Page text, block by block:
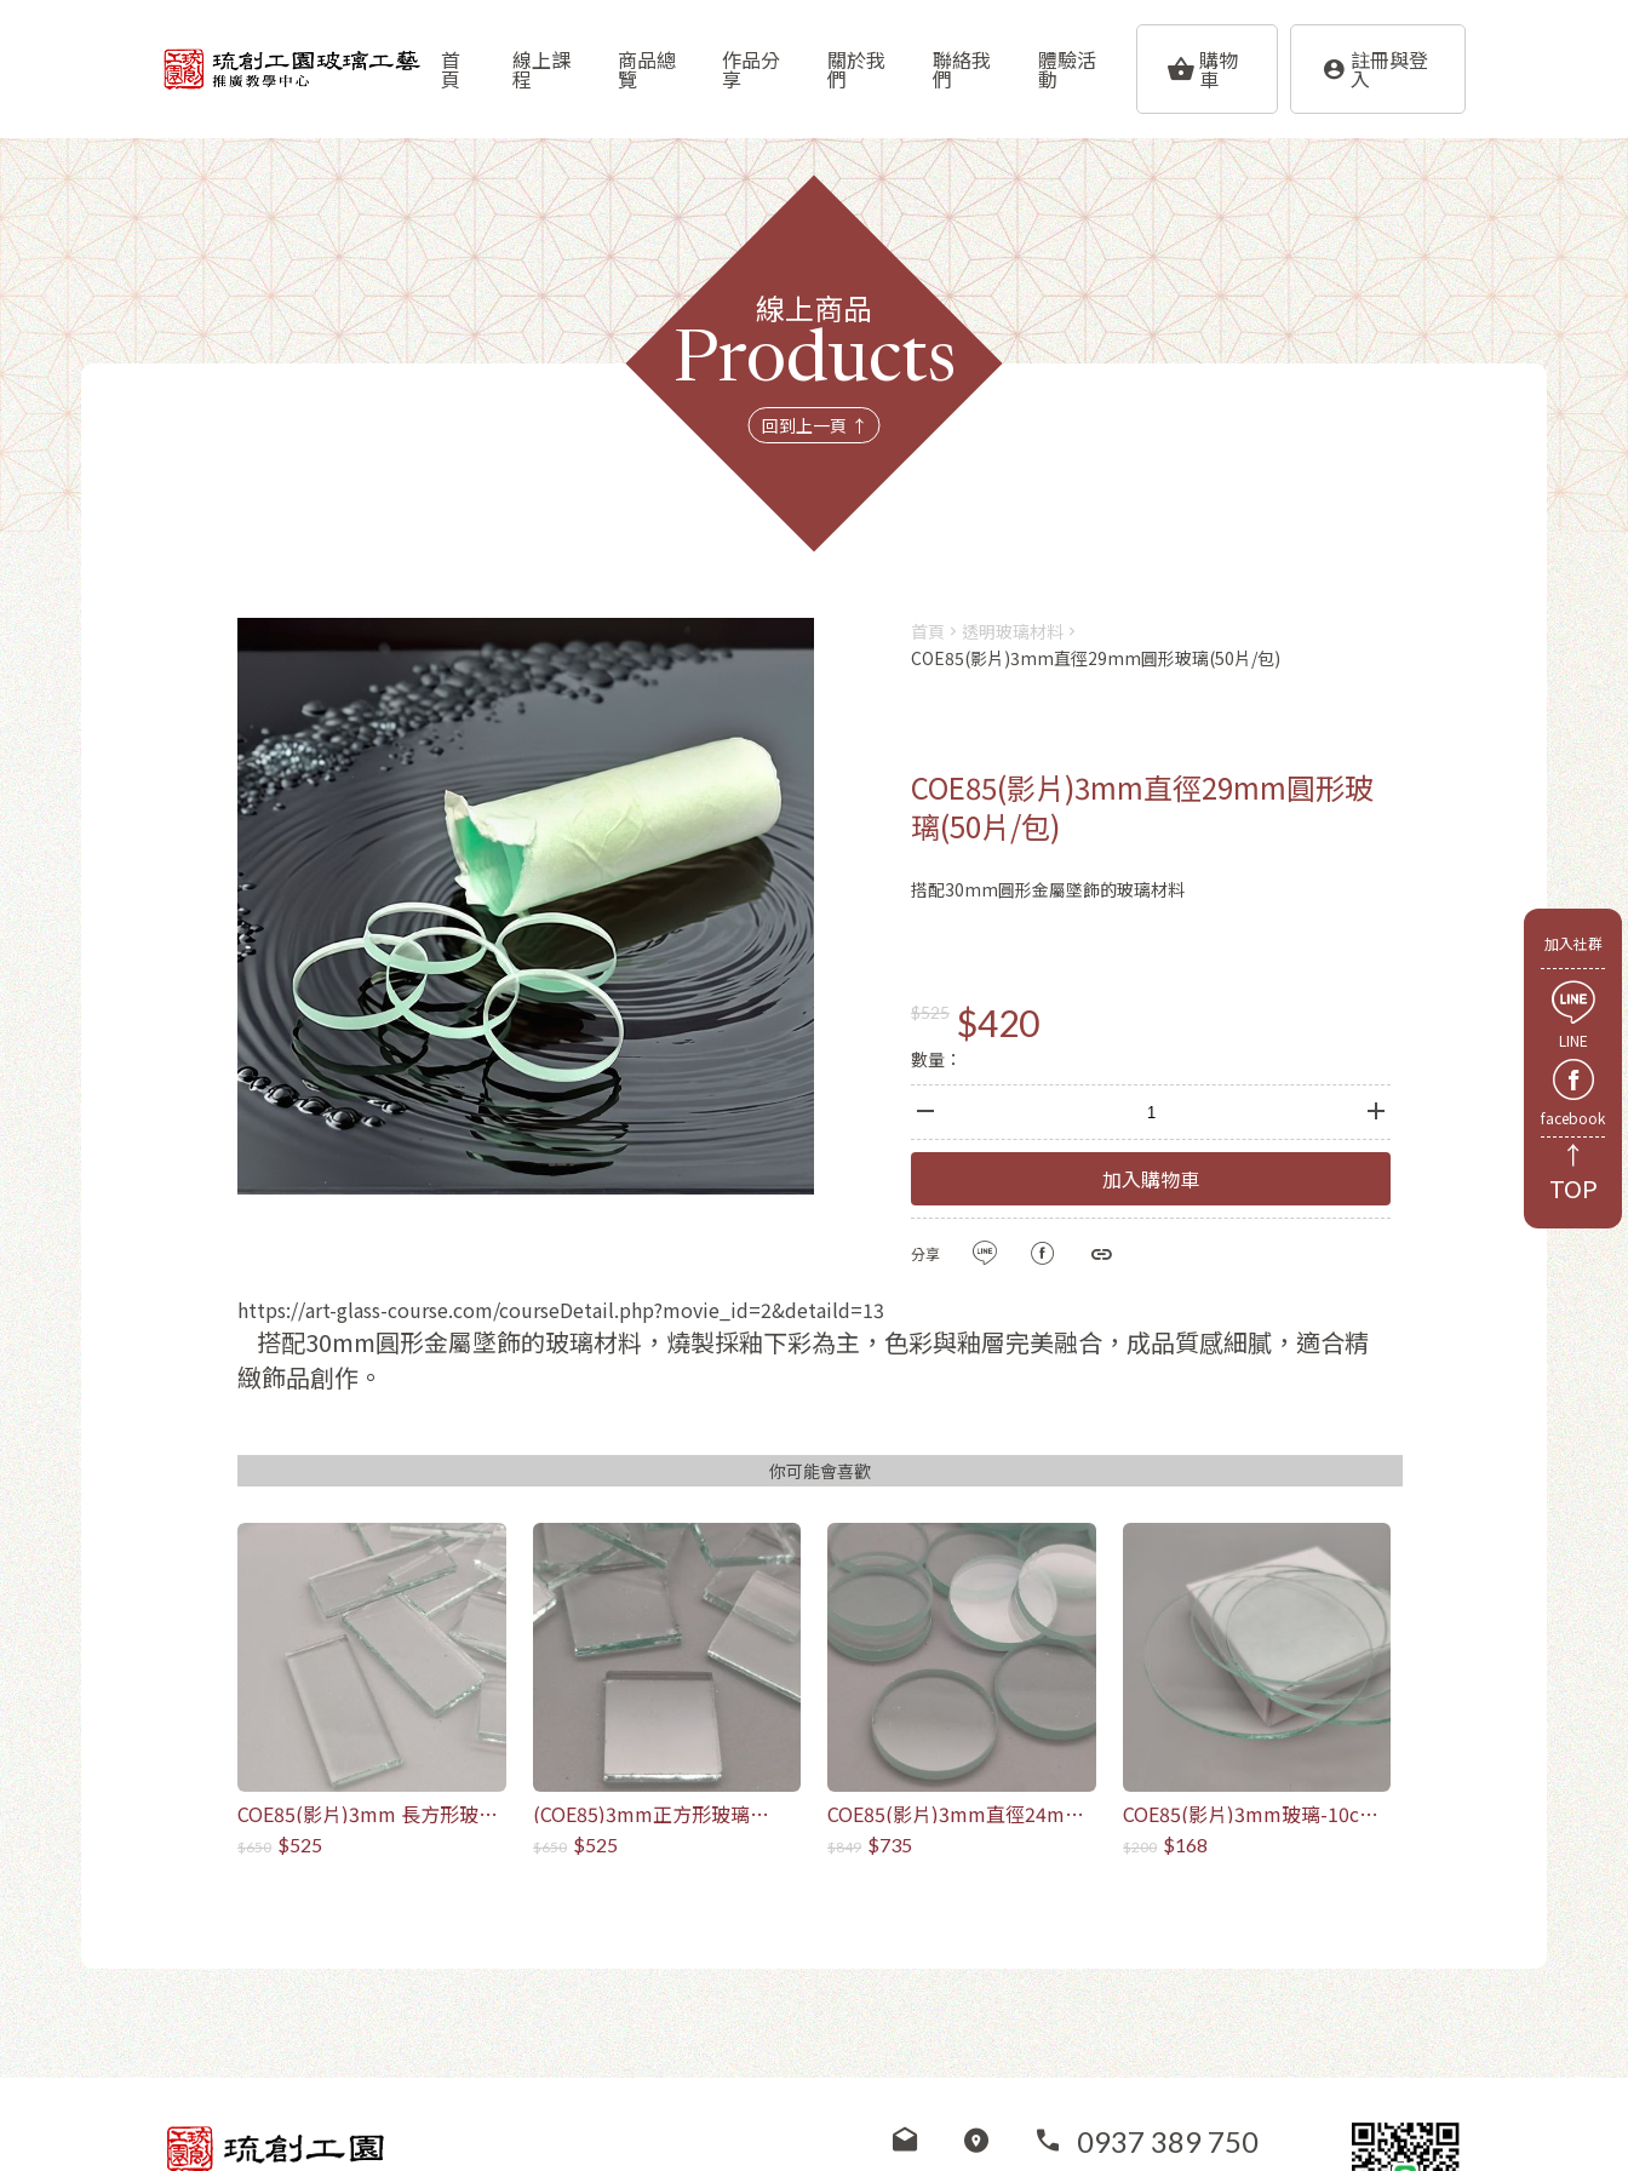
首
頁
線上課
程
商品總
覽
作品分
享
關於我
們
聯絡我
們
體驗活
動
購物
車
註冊與登
入
會員登入
Email
密碼
登入
註冊新會員
使用LINE登入
註冊會員
密碼
密碼長度必須大於8位數
且包含英文和數字
已有會員
首頁
線上課程
加入社群
LINE
facebook
↑
TOP
線上商品
Products
回到上一頁 ↑
首頁
透明玻璃材料
COE85(影片)3mm直徑29mm圓形玻璃(50片/包)
COE85(影片)3mm直徑29mm圓形玻
璃(50片/包)
搭配30mm圓形金屬墜飾的玻璃材料
$525 $420
數量：
加入購物車
分享
https://art-glass-course.com/courseDetail.php?movie_id=2&detaild=13
搭配30mm圓形金屬墜飾的玻璃材料，燒製採釉下彩為主，色彩與釉層完美融合，成品質感細膩，適合精
緻飾品創作。
你可能會喜歡
COE85(影片)3mm 長方形玻璃
1.5cm*3.5cm (100片/包)
$650 $525
(COE85)3mm正方形玻璃
2cm*2cm(100片/包)
$650 $525
COE85(影片)3mm直徑24mm
圓形玻璃(100片/包)
$849 $735
COE85(影片)3mm玻璃-10cm
圓形玻璃(4片/1盒)
$200 $168
0937 389 750